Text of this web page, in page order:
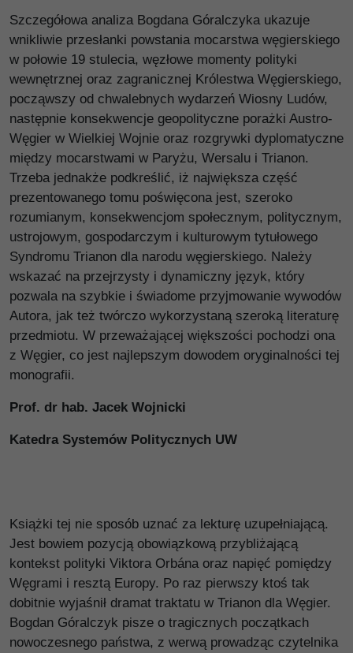
Szczegółowa analiza Bogdana Góralczyka ukazuje
wnikliwie przesłanki powstania mocarstwa węgierskiego
w połowie 19 stulecia, węzłowe momenty polityki
wewnętrznej oraz zagranicznej Królestwa Węgierskiego,
począwszy od chwalebnych wydarzeń Wiosny Ludów,
następnie konsekwencje geopolityczne porażki Austro-
Węgier w Wielkiej Wojnie oraz rozgrywki dyplomatyczne
między mocarstwami w Paryżu, Wersalu i Trianon.
Trzeba jednakże podkreślić, iż największa część
prezentowanego tomu poświęcona jest, szeroko
rozumianym, konsekwencjom społecznym, politycznym,
ustrojowym, gospodarczym i kulturowym tytułowego
Syndromu Trianon dla narodu węgierskiego. Należy
wskazać na przejrzysty i dynamiczny język, który
pozwala na szybkie i świadome przyjmowanie wywodów
Autora, jak też twórczo wykorzystaną szeroką literaturę
przedmiotu. W przeważającej większości pochodzi ona
z Węgier, co jest najlepszym dowodem oryginalności tej
monografii.
Prof. dr hab. Jacek Wojnicki
Katedra Systemów Politycznych UW
Książki tej nie sposób uznać za lekturę uzupełniającą.
Jest bowiem pozycją obowiązkową przybliżającą
kontekst polityki Viktora Orbána oraz napięć pomiędzy
Węgrami i resztą Europy. Po raz pierwszy ktoś tak
dobitnie wyjaśnił dramat traktatu w Trianon dla Węgier.
Bogdan Góralczyk pisze o tragicznych początkach
nowoczesnego państwa, z werwą prowadząc czytelnika